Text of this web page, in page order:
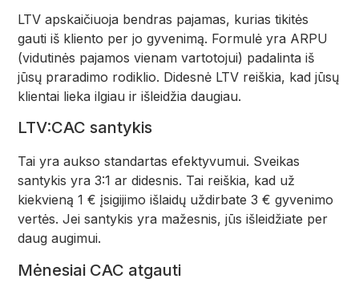
LTV apskaičiuoja bendras pajamas, kurias tikitės
gauti iš kliento per jo gyvenimą. Formulė yra ARPU
(vidutinės pajamos vienam vartotojui) padalinta iš
jūsų praradimo rodiklio. Didesnė LTV reiškia, kad jūsų
klientai lieka ilgiau ir išleidžia daugiau.
LTV:CAC santykis
Tai yra aukso standartas efektyvumui. Sveikas
santykis yra 3:1 ar didesnis. Tai reiškia, kad už
kiekvieną 1 € įsigijimo išlaidų uždirbate 3 € gyvenimo
vertės. Jei santykis yra mažesnis, jūs išleidžiate per
daug augimui.
Mėnesiai CAC atgauti